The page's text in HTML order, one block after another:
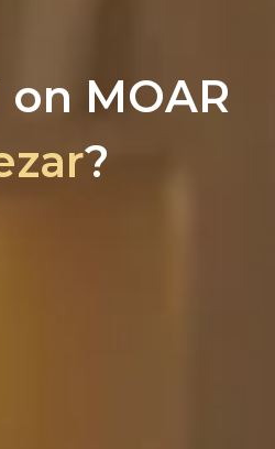
on MOAR
?